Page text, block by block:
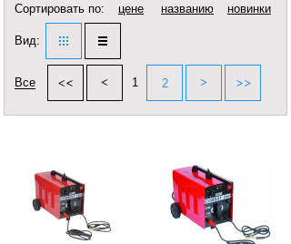
Сортировать по:
цене названию новинки
Вид:
Все 1 2